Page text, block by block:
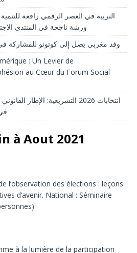
التربية في العصر الرقمي رافعة
ورشة ناجحة في المنتدى
وفد مغربي يصل إلى كوتونو للمشاركة في
: Un Levier de
au Cœur du Forum Social
انتخابات 2026 التشريعية:
à Aout 2021
l’observation des élections : leçons
d’avenir. National : Séminaire
à la lumière de la participation